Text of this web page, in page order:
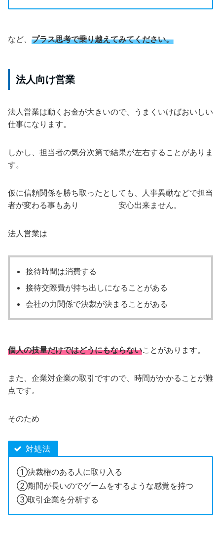
など、 プラス思考で乗り越えてみてください。
法人向け営業
法人営業は動くお金が大きいので、うまくいけばおいしい
仕事になります。
しかし、担当者の気分次第で結果が左右することがありま
す。
仮に信頼関係を勝ち取ったとしても、人事異動などで担当
者が変わる事もあり 安心出来ません。
法人営業は
接待時間は消費する
接待交際費が持ち出しになることがある
会社の力関係で決裁が決まることがある
個人の技量だけではどうにもならないことがあります。
また、企業対企業の取引ですので、時間がかかることが難
点です。
そのため
対処法
①決裁権のある人に取り入る
②期間が長いのでゲームをするような感覚を持つ
③取引企業を分析する